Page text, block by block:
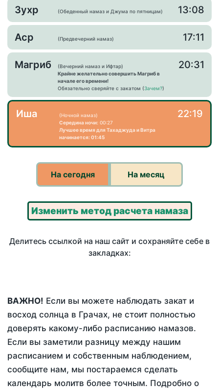
Зухр (Обеденный намаз и Джума по пятницам) 13:08
Аср (Предвечерний намаз) 17:11
Магриб
(Вечерний намаз и Ифтар)
Крайне желательно совершить Магриб в
начале его времени!
Обязательно сверяйте с закатом (Зачем?)
20:31
Иша
(Ночной намаз)
Середина ночи: 00:27
Лучшее время для Тахаджуда и Витра
начинается: 01:45
22:19
На сегодня На месяц
Изменить метод расчета намаза
Делитесь ссылкой на наш сайт и сохраняйте себе в
закладках:
ВАЖНО! Если вы можете наблюдать закат и
восход солнца в Грачах, не стоит полностью
доверять какому-либо расписанию намазов.
Если вы заметили разницу между нашим
расписанием и собственным наблюдением,
сообщите нам, мы постараемся сделать
календарь молитв более точным. Подробно о